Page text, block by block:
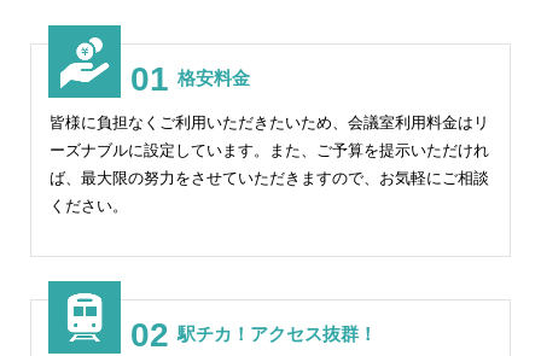
01 格安料金
皆様に負担なくご利用いただきたいため、会議室利用料金はリ
ーズナブルに設定しています。また、ご予算を提示いただけれ
ば、最大限の努力をさせていただきますので、お気軽にご相談
ください。
02 駅チカ！アクセス抜群！